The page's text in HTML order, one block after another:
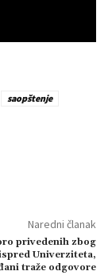
saopštenje
Naredni članak
privedenih zbog
Univerziteta,
traže odgovore